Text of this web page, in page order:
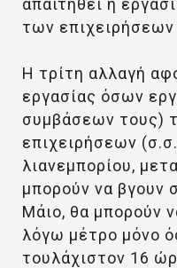
απαιτηθεί η
των
Η τρίτη αλλαγή
εργασίας όσων
συμβάσεων τους)
επιχειρήσεων
λιανεμπορίου,
μπορούν να βγουν
Μάιο, θα μπορούν
λόγω μέτρο μόνο
τουλάχιστον 16